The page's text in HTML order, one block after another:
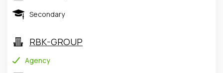
Secondary
RBK-GROUP
Agency